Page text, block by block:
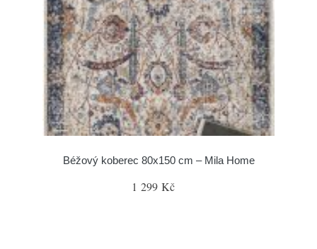
Béžový koberec 80x150 cm – Mila Home
1 299 Kč